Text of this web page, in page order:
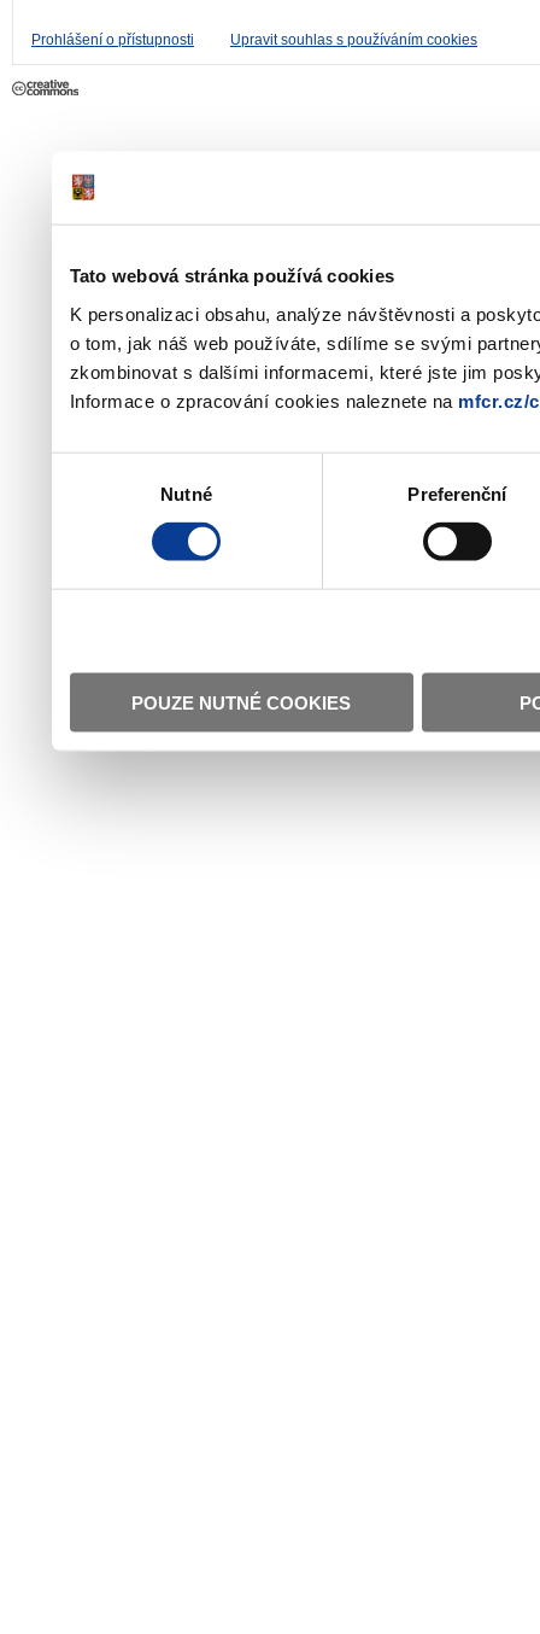
Tato webová stránka používá cookies
K personalizaci obsahu, analýze návštěvnosti a
o tom, jak náš web používáte, sdílíme se svými
zkombinovat s dalšími informacemi, které jste jim
Informace o zpracování cookies naleznete na mfcr.cz/
Nutné Preferenční
POUZE NUTNÉ COOKIES
Prohlášení o přístupnosti Upravit souhlas s používáním cookies